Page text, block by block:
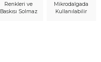
Renkleri ve
Baskısı Solmaz
Mikrodalgada
Kullanılabilir